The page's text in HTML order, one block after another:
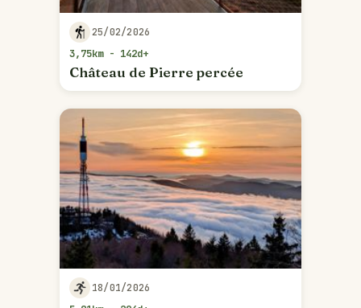
25/02/2026
3,75km - 142d+
Château de Pierre percée
18/01/2026